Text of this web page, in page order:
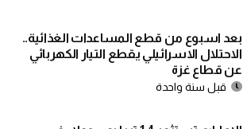
بعد اسبوع من قطع المساعدات الغذائية..
الاحتلال الاسرائيلي يقطع التيار الكهربائي
عن قطاع غزة
قبل سنة واحدة